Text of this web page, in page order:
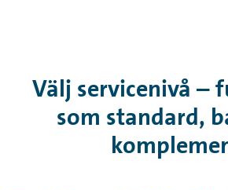
Välj servicenivå –
som standard,